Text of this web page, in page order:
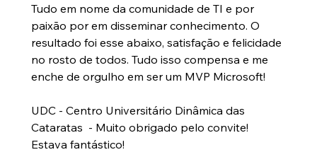
Tudo em nome da comunidade de TI e por
paixão por em disseminar conhecimento. O
resultado foi esse abaixo, satisfação e felicidade
no rosto de todos. Tudo isso compensa e me
enche de orgulho em ser um MVP Microsoft!
UDC - Centro Universitário Dinâmica das
Cataratas  - Muito obrigado pelo convite!
Estava fantástico!